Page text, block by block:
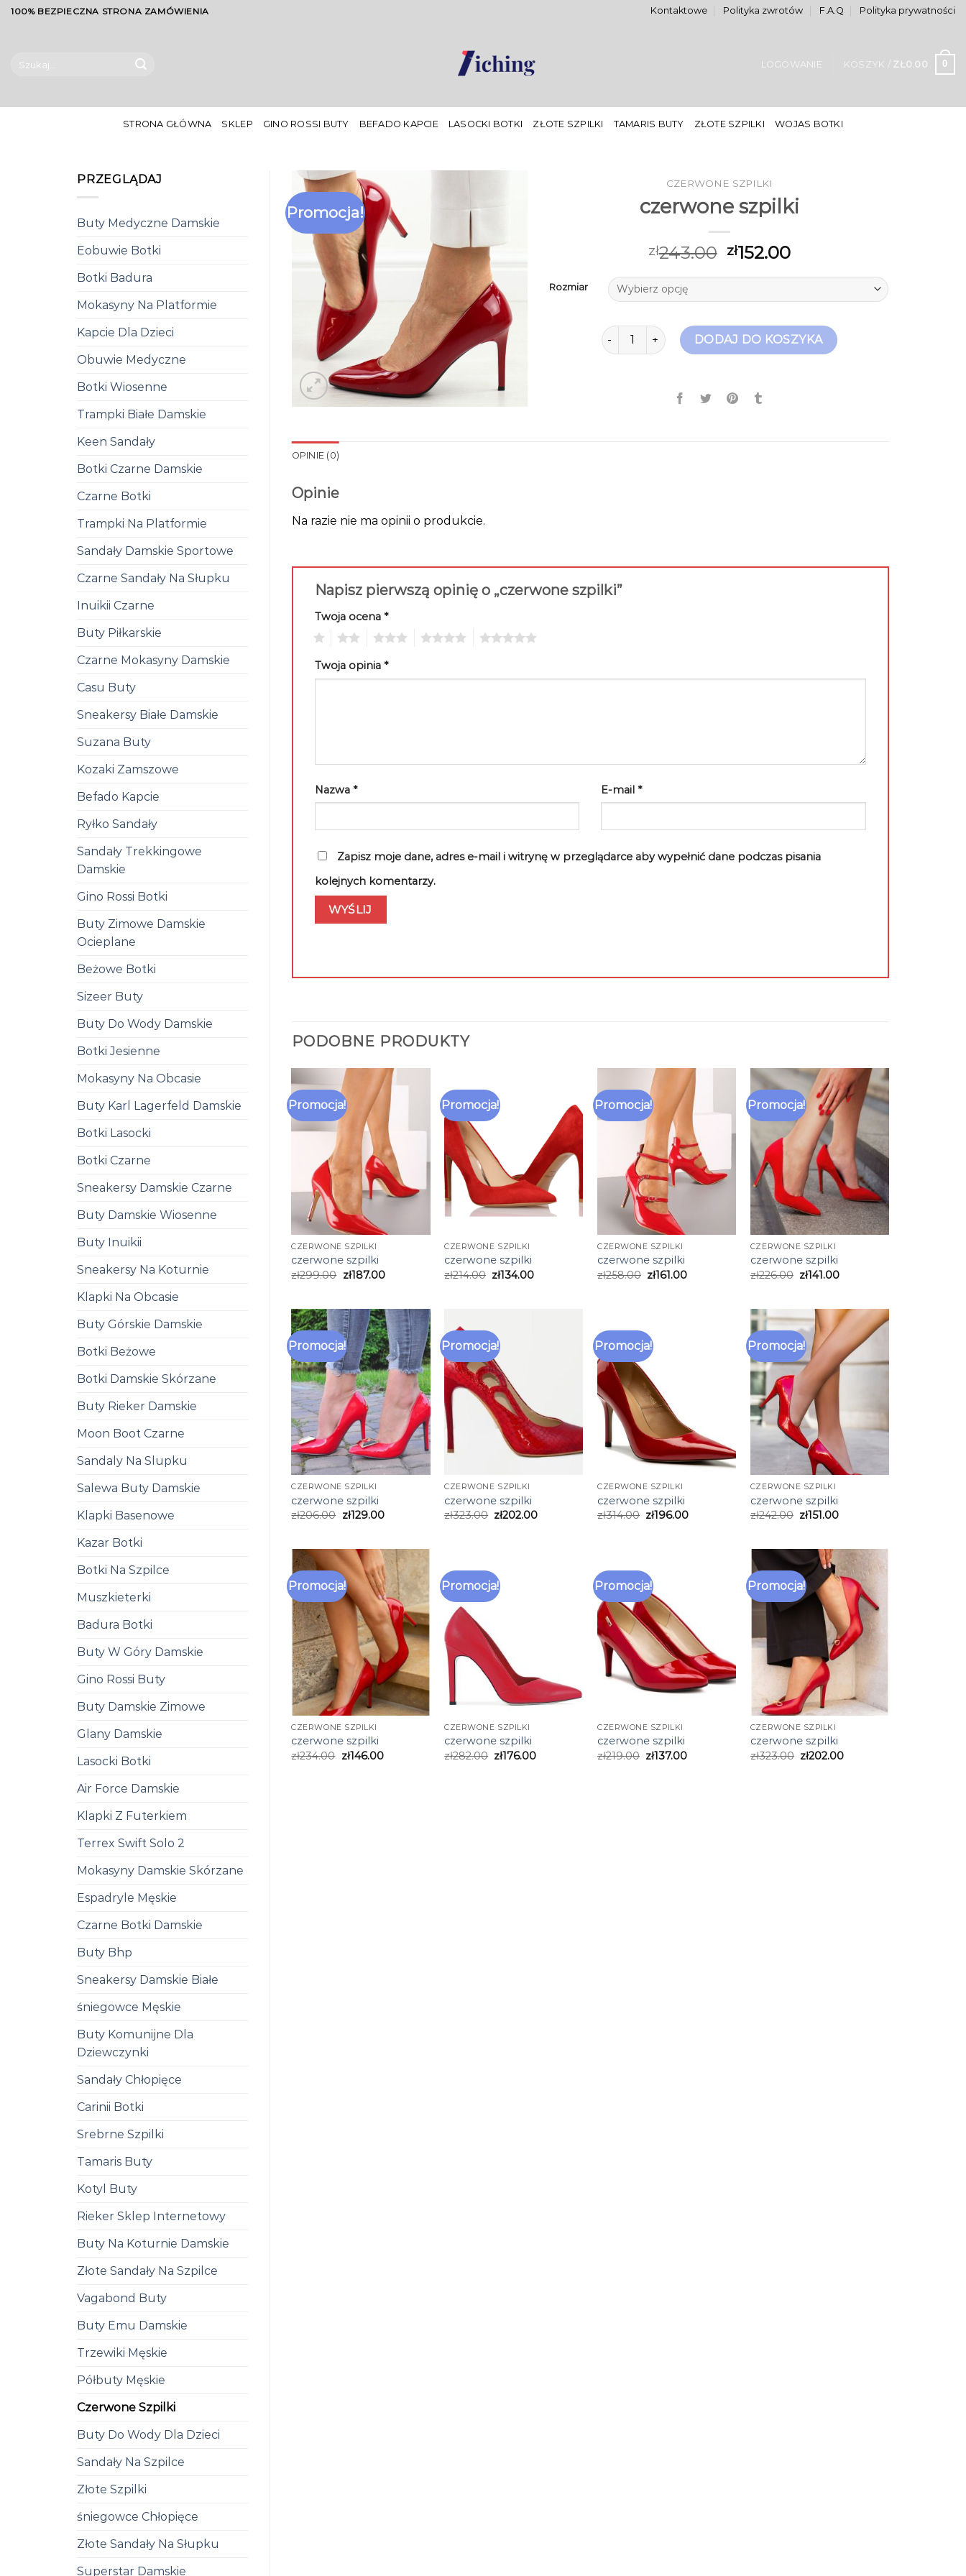
Skip100% BEZPIECZNA STRONA ZAMÓWIENIA Kontaktowe Polityka zwrotów F.A.Q Polityka prywatności
LOGOWANIE KOSZYK / ZŁ 0.00 0
STRONA GŁÓWNA SKLEP GINO ROSSI BUTY BEFADO KAPCIE LASOCKI BOTKI ZŁOTE SZPILKI TAMARIS BUTY ZŁOTE SZPILKI WOJAS BOTKI
PRZEGLĄDAJ
Buty Medyczne Damskie
Eobuwie Botki
Botki Badura
Mokasyny Na Platformie
Kapcie Dla Dzieci
Obuwie Medyczne
Botki Wiosenne
Trampki Białe Damskie
Keen Sandały
Botki Czarne Damskie
Czarne Botki
Trampki Na Platformie
Sandały Damskie Sportowe
Czarne Sandały Na Słupku
Inuikii Czarne
Buty Piłkarskie
Czarne Mokasyny Damskie
Casu Buty
Sneakersy Białe Damskie
Suzana Buty
Kozaki Zamszowe
Befado Kapcie
Ryłko Sandały
Sandały Trekkingowe
Damskie
Gino Rossi Botki
Buty Zimowe Damskie
Ocieplane
Beżowe Botki
Sizeer Buty
Buty Do Wody Damskie
Botki Jesienne
Mokasyny Na Obcasie
Buty Karl Lagerfeld Damskie
Botki Lasocki
Botki Czarne
Sneakersy Damskie Czarne
Buty Damskie Wiosenne
Buty Inuikii
Sneakersy Na Koturnie
Klapki Na Obcasie
Buty Górskie Damskie
Botki Beżowe
Botki Damskie Skórzane
Buty Rieker Damskie
Moon Boot Czarne
Sandaly Na Slupku
Salewa Buty Damskie
Klapki Basenowe
Kazar Botki
Botki Na Szpilce
Muszkieterki
Badura Botki
Buty W Góry Damskie
Gino Rossi Buty
Buty Damskie Zimowe
Glany Damskie
Lasocki Botki
Air Force Damskie
Klapki Z Futerkiem
Terrex Swift Solo 2
Mokasyny Damskie Skórzane
Espadryle Męskie
Czarne Botki Damskie
Buty Bhp
Sneakersy Damskie Białe
śniegowce Męskie
Buty Komunijne Dla
Dziewczynki
Sandały Chłopięce
Carinii Botki
Srebrne Szpilki
Tamaris Buty
Kotyl Buty
Rieker Sklep Internetowy
Buty Na Koturnie Damskie
Złote Sandały Na Szpilce
Vagabond Buty
Buty Emu Damskie
Trzewiki Męskie
Półbuty Męskie
Czerwone Szpilki
Buty Do Wody Dla Dzieci
Sandały Na Szpilce
Złote Szpilki
śniegowce Chłopięce
Złote Sandały Na Słupku
Superstar Damskie
Promocja!
CZERWONE SZPILKI
czerwone szpilki
zł243.00 zł152.00
Rozmiar
ilość czerwone szpilkiDODAJ DO KOSZYKA
OPINIE (0)
Opinie
Na razie nie ma opinii o produkcie.
Napisz pierwszą opinię o „czerwone szpilki”
Twoja ocena *
Twoja opinia *
Nazwa * E-mail*
Zapisz moje dane, adres e-mail i witrynę w przeglądarce aby wypełnić dane podczas pisania
kolejnych komentarzy.
PODOBNE PRODUKTY
Promocja!
CZERWONE SZPILKI
czerwone szpilki
zł299.00 zł187.00
Promocja!
CZERWONE SZPILKI
czerwone szpilki
zł214.00 zł134.00
Promocja!
CZERWONE SZPILKI
czerwone szpilki
zł258.00 zł161.00
Promocja!
CZERWONE SZPILKI
czerwone szpilki
zł226.00 zł141.00
Promocja!
CZERWONE SZPILKI
czerwone szpilki
zł206.00 zł129.00
Promocja!
CZERWONE SZPILKI
czerwone szpilki
zł323.00 zł202.00
Promocja!
CZERWONE SZPILKI
czerwone szpilki
zł314.00 zł196.00
Promocja!
CZERWONE SZPILKI
czerwone szpilki
zł242.00 zł151.00
Promocja!
CZERWONE SZPILKI
czerwone szpilki
zł234.00 zł146.00
Promocja!
CZERWONE SZPILKI
czerwone szpilki
zł282.00 zł176.00
Promocja!
CZERWONE SZPILKI
czerwone szpilki
zł219.00 zł137.00
Promocja!
CZERWONE SZPILKI
czerwone szpilki
zł323.00 zł202.00